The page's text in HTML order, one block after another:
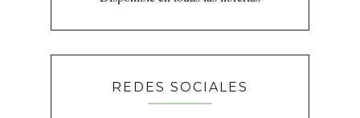
REDES SOCIALES